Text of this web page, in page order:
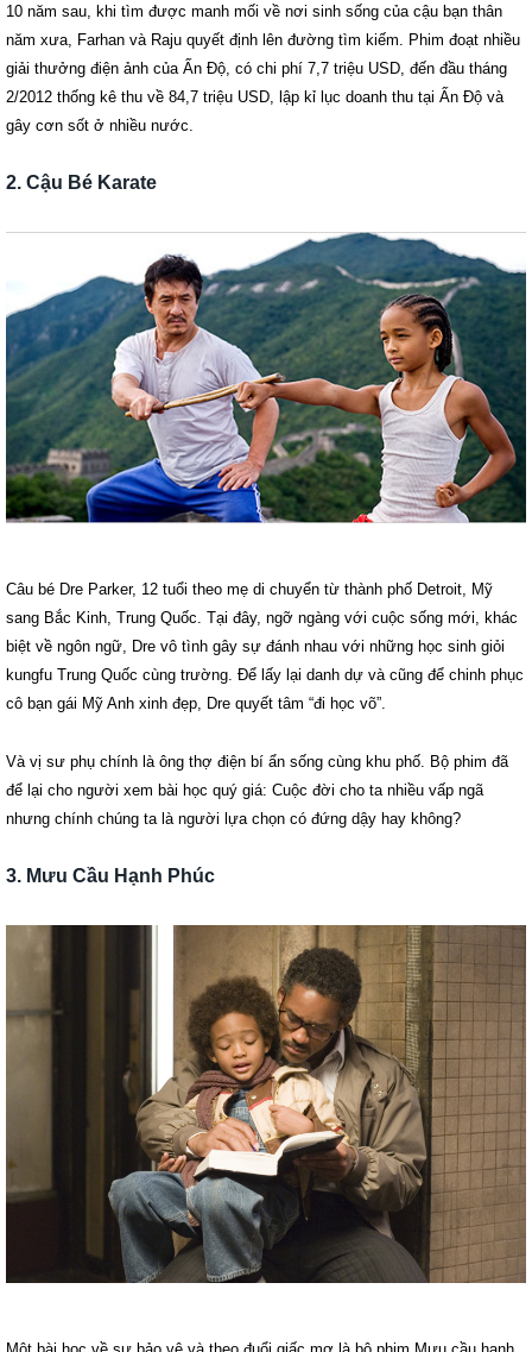
10 năm sau, khi tìm được manh mối về nơi sinh sống của cậu bạn thân
năm xưa, Farhan và Raju quyết định lên đường tìm kiếm. Phim đoạt nhiều
giải thưởng điện ảnh của Ấn Độ, có chi phí 7,7 triệu USD, đến đầu tháng
2/2012 thống kê thu về 84,7 triệu USD, lập kỉ lục doanh thu tại Ấn Độ và
gây cơn sốt ở nhiều nước.
2. Cậu Bé Karate
Câu bé Dre Parker, 12 tuổi theo mẹ di chuyển từ thành phố Detroit, Mỹ
sang Bắc Kinh, Trung Quốc. Tại đây, ngỡ ngàng với cuộc sống mới, khác
biệt về ngôn ngữ, Dre vô tình gây sự đánh nhau với những học sinh giỏi
kungfu Trung Quốc cùng trường. Để lấy lại danh dự và cũng để chinh phục
cô bạn gái Mỹ Anh xinh đẹp, Dre quyết tâm “đi học võ”.
Và vị sư phụ chính là ông thợ điện bí ẩn sống cùng khu phố. Bộ phim đã
để lại cho người xem bài học quý giá: Cuộc đời cho ta nhiều vấp ngã
nhưng chính chúng ta là người lựa chọn có đứng dậy hay không?
3. Mưu Cầu Hạnh Phúc